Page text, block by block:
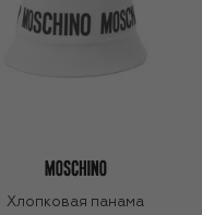
Хлопковая панама